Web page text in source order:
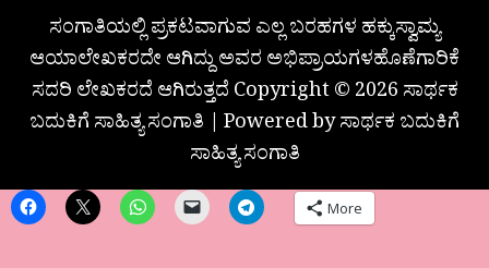
ಸಂಗಾತಿಯಲ್ಲಿ ಪ್ರಕಟವಾಗುವ ಎಲ್ಲ ಬರಹಗಳ ಹಕ್ಕುಸ್ವಾಮ್ಯ
ಆಯಾಲೇಖಕರದೇ ಆಗಿದ್ದು ಅವರ ಅಭಿಪ್ರಾಯಗಳಹೊಣೆಗಾರಿಕೆ
ಸದರಿ ಲೇಖಕರದೆ ಆಗಿರುತ್ತದೆ Copyright © 2026 ಸಾರ್ಥಕ
ಬದುಕಿಗೆ ಸಾಹಿತ್ಯ ಸಂಗಾತಿ | Powered by ಸಾರ್ಥಕ ಬದುಕಿಗೆ
ಸಾಹಿತ್ಯ ಸಂಗಾತಿ
More